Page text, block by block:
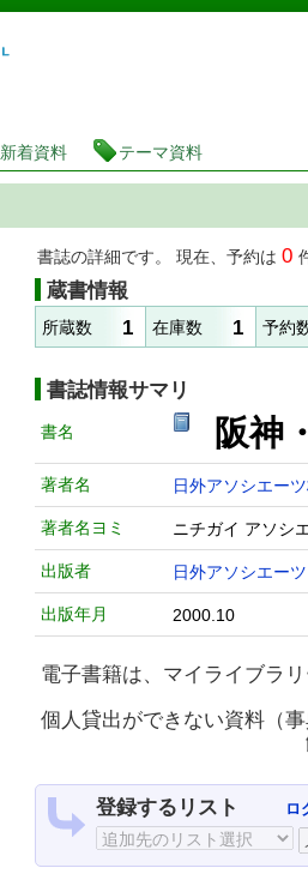
図書館 蔵書検索・予約シ
新着資料 テーマ資料
書誌の詳細です。 現在、予約は 0
蔵書情報
所蔵数 1 在庫数 1 予約
書誌情報サマリ
書名 阪神
著者名 日外アソシエー
著者名ヨミ ニチガイ アソシ
出版者 日外アソシエーツ
出版年月 2000.10
電子書籍は、マイライブラ
個人貸出ができない資料（
登録するリスト ロ